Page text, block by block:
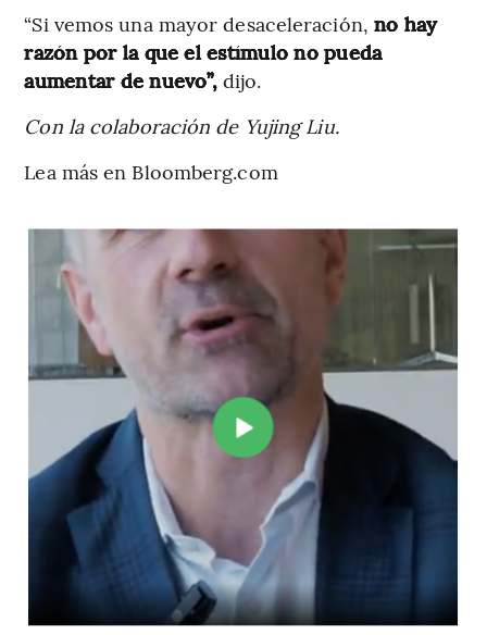
“Si vemos una mayor desaceleración, no hay
razón por la que el estímulo no pueda
aumentar de nuevo”,dijo.
Con la colaboración de Yujing Liu.
Lea más en Bloomberg.com